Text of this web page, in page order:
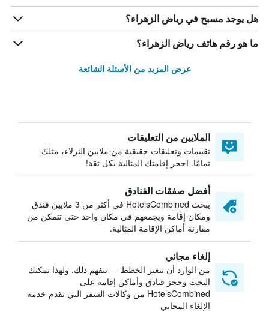
هل يوجد مسبح في رياض الزهراء؟
ما هو رقم هاتف رياض الزهراء؟
عرض المزيد من الأسئلة الشائعة
الملايين من التعليقات
تقييمات وتعليقات حقيقية من ملايين النزلاء، مثلك
تمامًا. احجز إقامتك المثالية بكل ثقة!
أفضل صفقات الفنادق
يبحث HotelsCombined في أكثر من 3 ملايين فندق
ومكان إقامة ويجمعهم في مكان واحد حتى تتمكن من
مقارنة أماكن الإقامة المثالية.
إلغاء مجاني
من الوارد أن تتغير الخطط — نتفهم ذلك. ولهذا يمكنك
البحث وحجز فنادق وأماكن إقامة على
HotelsCombined من وكالات السفر التي تقدم خدمة
الإلغاء المجاني